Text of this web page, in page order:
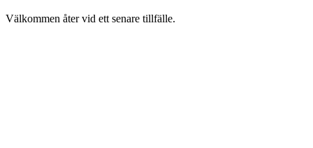
Välkommen åter vid ett senare tillfälle.